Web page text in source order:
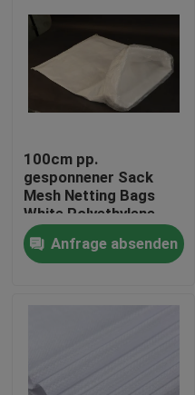
Fabrik-Ausflug
Qualitätskontrolle
Treten Sie mit uns in
Fordern Sie ein Zitat
Gewölbter flexible
100cm pp.
gesponnener Sack
Mesh Netting Bags
White Polyethylene
recyclebar
Anfrage absenden